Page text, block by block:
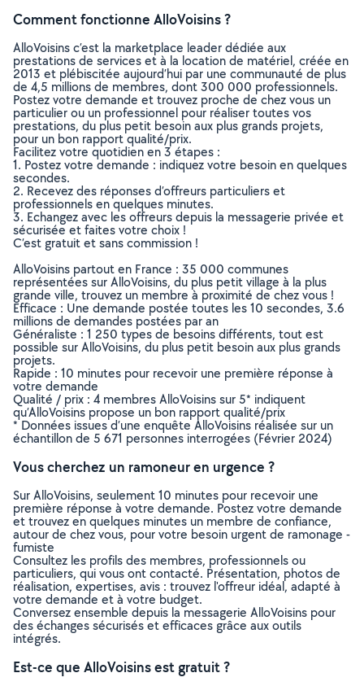
Comment fonctionne AlloVoisins ?
AlloVoisins c’est la marketplace leader dédiée aux
prestations de services et à la location de matériel, créée en
2013 et plébiscitée aujourd’hui par une communauté de plus
de 4,5 millions de membres, dont 300 000 professionnels.
Postez votre demande et trouvez proche de chez vous un
particulier ou un professionnel pour réaliser toutes vos
prestations, du plus petit besoin aux plus grands projets,
pour un bon rapport qualité/prix.
Facilitez votre quotidien en 3 étapes :
1. Postez votre demande : indiquez votre besoin en quelques
secondes.
2. Recevez des réponses d’offreurs particuliers et
professionnels en quelques minutes.
3. Echangez avec les offreurs depuis la messagerie privée et
sécurisée et faites votre choix !
C’est gratuit et sans commission !
AlloVoisins partout en France : 35 000 communes
représentées sur AlloVoisins, du plus petit village à la plus
grande ville, trouvez un membre à proximité de chez vous !
Efficace : Une demande postée toutes les 10 secondes, 3.6
millions de demandes postées par an
Généraliste : 1 250 types de besoins différents, tout est
possible sur AlloVoisins, du plus petit besoin aux plus grands
projets.
Rapide : 10 minutes pour recevoir une première réponse à
votre demande
Qualité / prix : 4 membres AlloVoisins sur 5* indiquent
qu’AlloVoisins propose un bon rapport qualité/prix
* Données issues d’une enquête AlloVoisins réalisée sur un
échantillon de 5 671 personnes interrogées (Février 2024)
Vous cherchez un ramoneur en urgence ?
Sur AlloVoisins, seulement 10 minutes pour recevoir une
première réponse à votre demande. Postez votre demande
et trouvez en quelques minutes un membre de confiance,
autour de chez vous, pour votre besoin urgent de ramonage -
fumiste
Consultez les profils des membres, professionnels ou
particuliers, qui vous ont contacté. Présentation, photos de
réalisation, expertises, avis : trouvez l'offreur idéal, adapté à
votre demande et à votre budget.
Conversez ensemble depuis la messagerie AlloVoisins pour
des échanges sécurisés et efficaces grâce aux outils
intégrés.
Est-ce que AlloVoisins est gratuit ?